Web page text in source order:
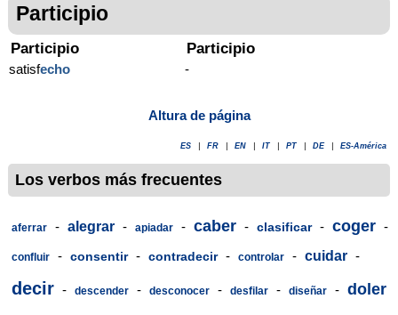
Participio
Participio
satisfecho
Participio
-
Altura de página
ES FR EN IT PT DE ES-América
Los verbos más frecuentes
aferrar - alegrar - apiadar - caber - clasificar - coger -
confluir - consentir - contradecir - controlar - cuidar -
decir - descender - desconocer - desfilar - diseñar - doler